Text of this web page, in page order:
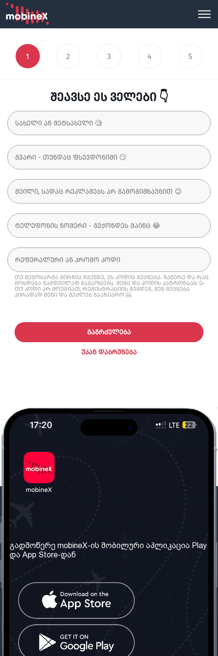
1 2 3 4 5
შეავსე ეს ველები 👇
თუ მეგობარმა გირჩია ჩვენზე, ეს კოდიც გექნება. ჩაწერე და რაც
მოხდება ნამდვილად გაგაოცებს. შენც და კოდის პატრონსაც 🥳
თუ კოდი არ მოუციათ, რეგისტრაციის შემდეგ, შენ გექნება
პირადად შენი და შეძლებ გააზიარო 🤗
ᲣᲙᲐᲜ ᲓᲐᲑᲠᲣᲜᲔᲑᲐ
ᲒᲐᲒᲠᲫᲔᲚᲔᲑᲐ
ჩვენ შესახებ
ჩვენი სერვისები
წესები და პირობები
კითხვები
კონტაქტი
საქართველო: თბილისი
ტელ: 032 2 04 00 50
სოციალური ქსელი
გადმოწერე mobineX-ის მობილური აპლიკაცია Play
და App Store-დან